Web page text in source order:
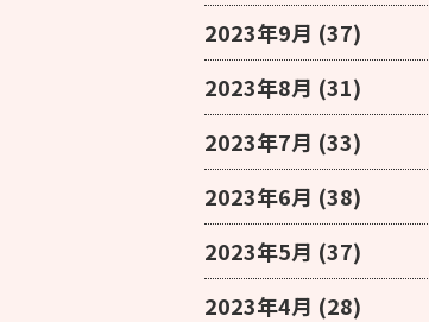
2023年9月 (37)
2023年8月 (31)
2023年7月 (33)
2023年6月 (38)
2023年5月 (37)
2023年4月 (28)